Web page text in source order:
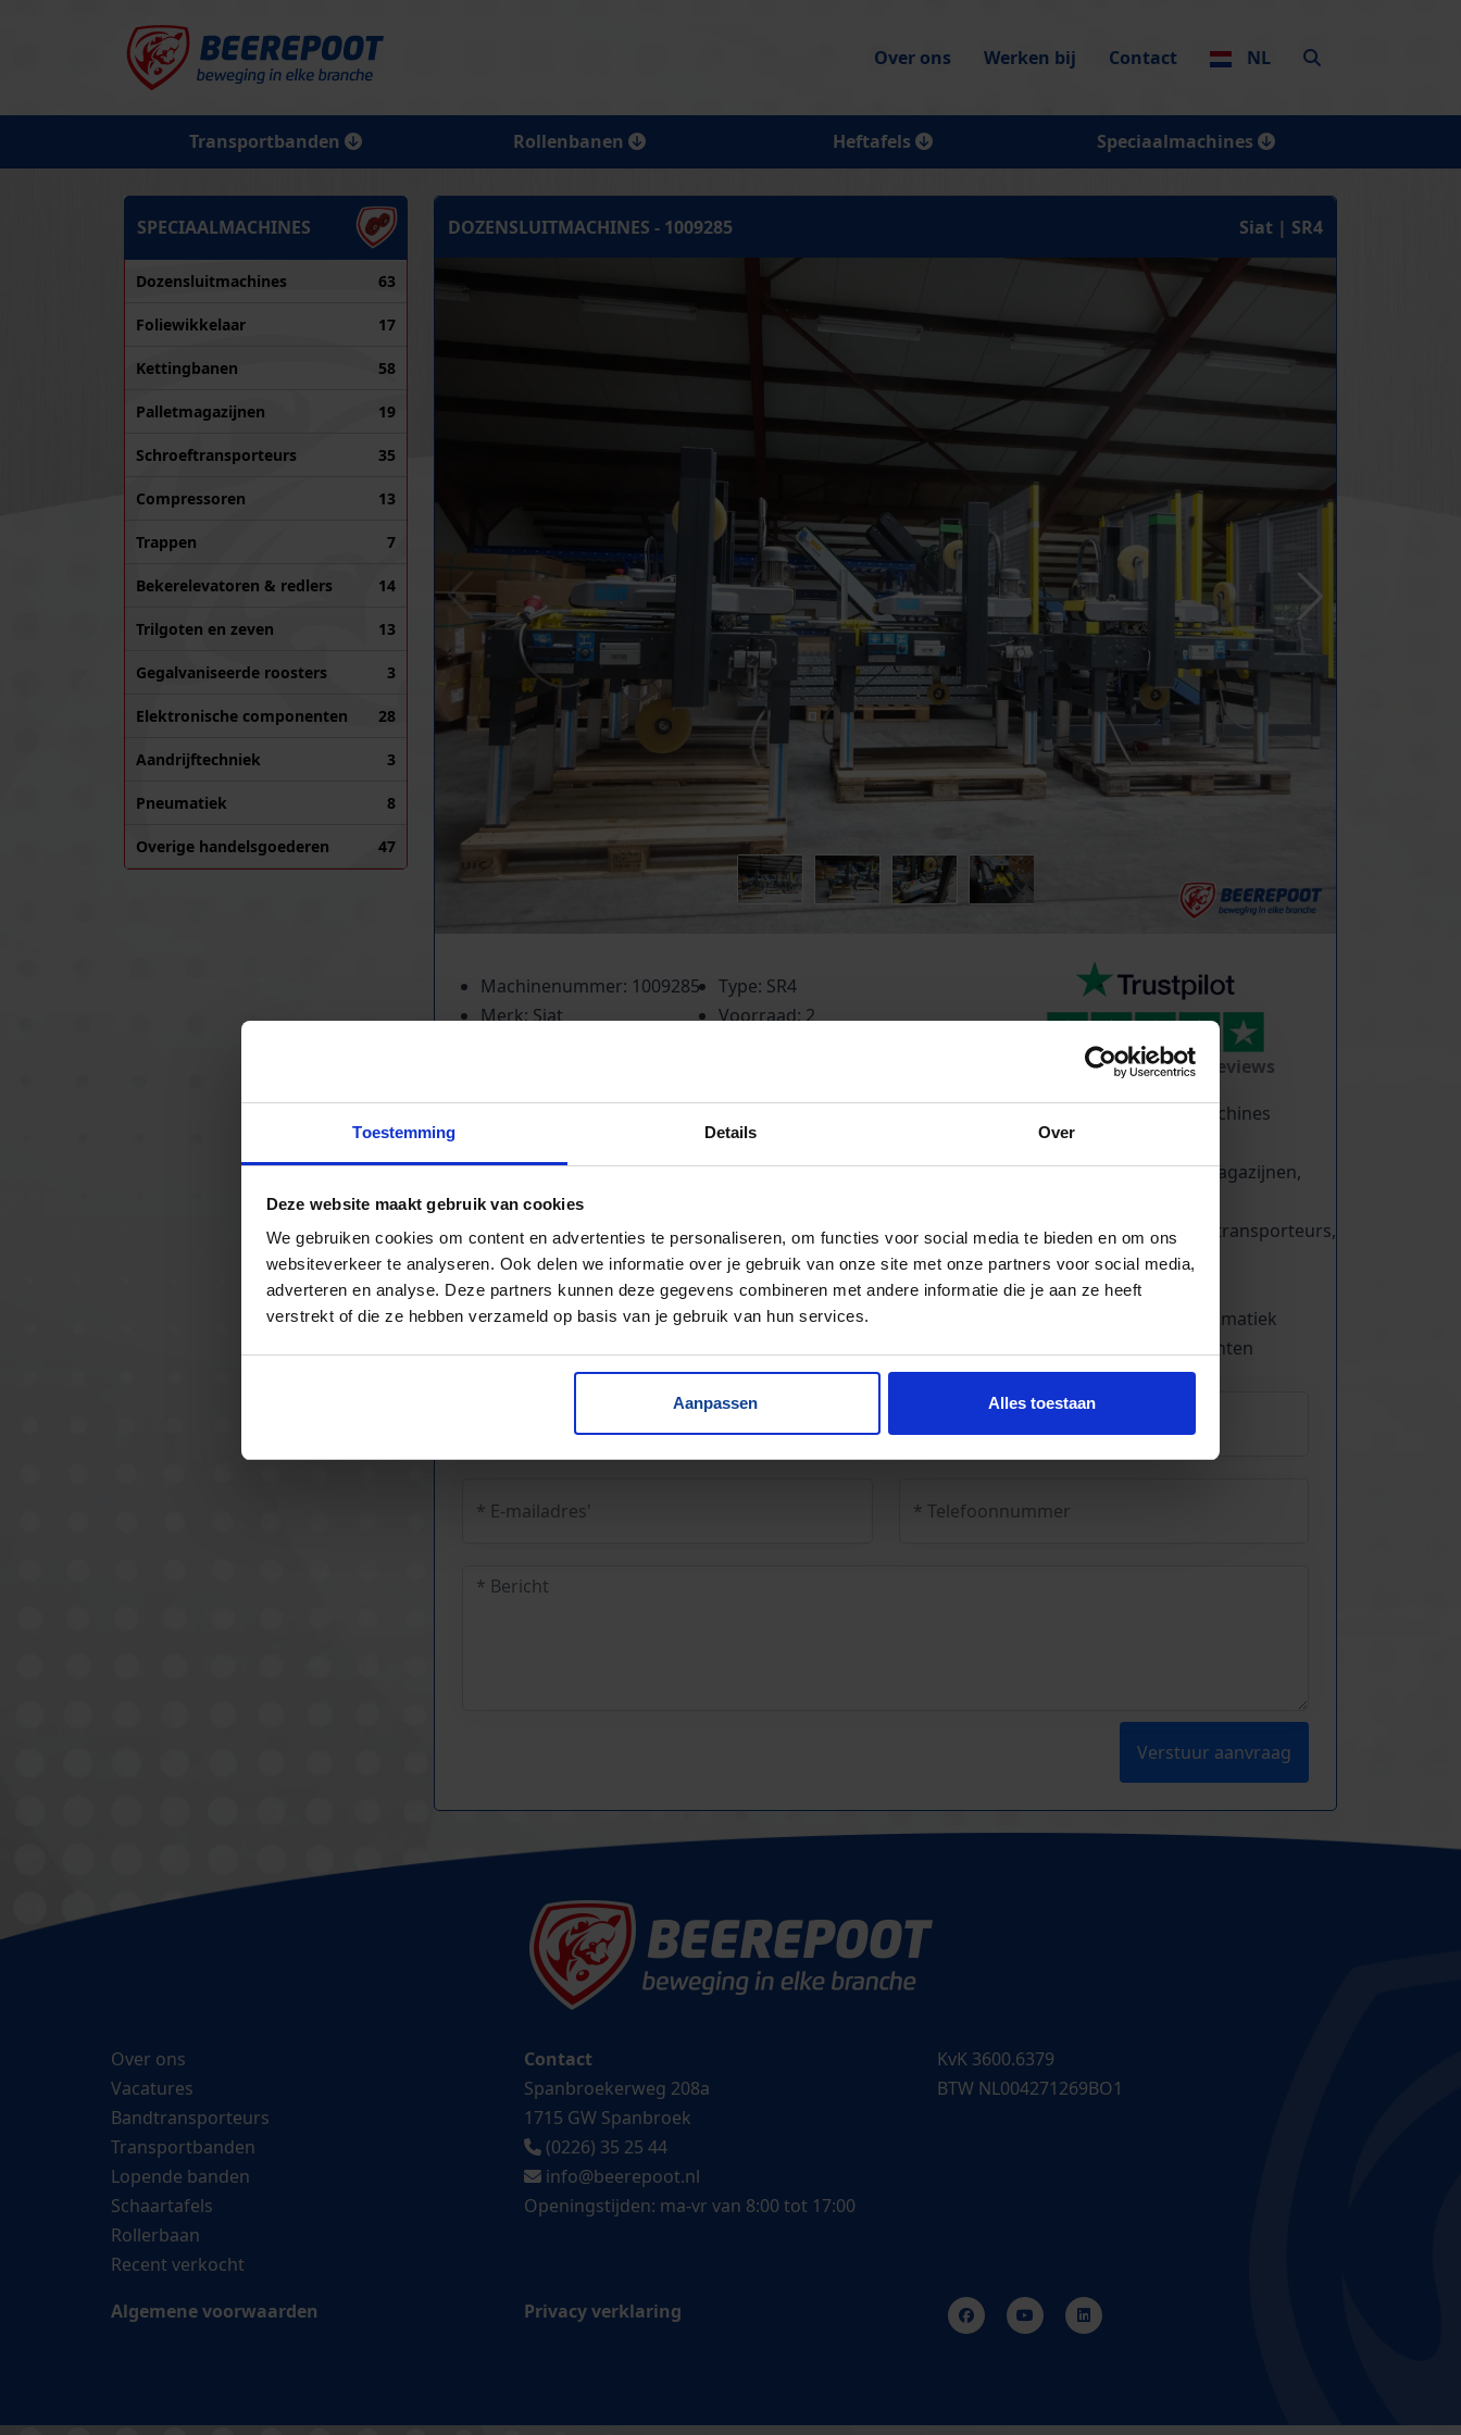
Toestemming Details Over
Deze website maakt gebruik van cookies
We gebruiken cookies om content en advertenties te personaliseren, om functies voor social media te bieden en om ons
websiteverkeer te analyseren. Ook delen we informatie over je gebruik van onze site met onze partners voor social media,
adverteren en analyse. Deze partners kunnen deze gegevens combineren met andere informatie die je aan ze heeft
verstrekt of die ze hebben verzameld op basis van je gebruik van hun services.
Aanpassen Alles toestaan
Over ons Werken bij Contact NL
Transportbanden Rollenbanen Heftafels Speciaalmachines
SPECIAALMACHINES
Dozensluitmachines 63
Foliewikkelaar 17
Kettingbanen 58
Palletmagazijnen 19
Schroeftransporteurs 35
Compressoren 13
Trappen 7
Bekerelevatoren & redlers 14
Trilgoten en zeven 13
Gegalvaniseerde roosters 3
Elektronische componenten 28
Aandrijftechniek 3
Pneumatiek 8
Overige handelsgoederen 47
DOZENSLUITMACHINES - 1009285 Siat | SR4
Machinenummer: 1009285
Merk: Siat
Type: SR4
Voorraad: 2
TrustScore5.0|213
reviews
Tientallen dozensluitmachines
beschikbaar
Foliewikkelaars, palletmagazijnen,
Compressoren, schroeftransporteurs,
trappen
Trilgoten en zeven
Aandrijftechniek & Pneumatiek
Elektronische componenten
Verstuur aanvraag
Over ons
Vacatures
Bandtransporteurs
Transportbanden
Lopende banden
Schaartafels
Rollerbaan
Recent verkocht
Contact
Spanbroekerweg 208a
1715 GW Spanbroek
(0226) 35 25 44
info@beerepoot.nl
Openingstijden: ma-vr van 8:00 tot 17:00
KvK 3600.6379
BTW NL004271269BO1
Algemene voorwaarden Privacy verklaring